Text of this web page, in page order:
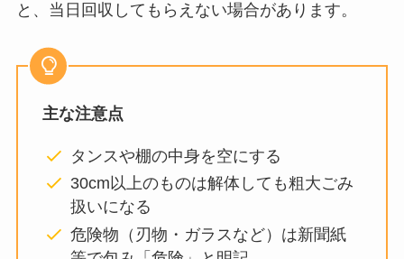
と、当日回収してもらえない場合があります。
主な注意点
タンスや棚の中身を空にする
30cm以上のものは解体しても粗大ごみ
扱いになる
危険物（刃物・ガラスなど）は新聞紙